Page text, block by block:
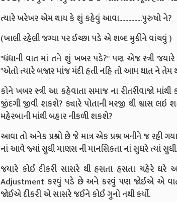
ત્યારે ખરેખર એમ થાય કે શું કહેવું આવા...............પુરુષો ને?
(ખાલી રહેલી જગ્યા પર ઈચ્છા પડે એ શબ્દ મુકીને વાંચવું )
"ધંધાની વાત માં તને શું ખબર પડે?" પણ એજ સ્ત્રી
"એતો ત્યારે બજાર માંજ મંદી હતી નહિ તો આમ થાત ને તેમ
કોને ખબર સ્ત્રી આ કહેવાતા સમાજ ના રીતરીવાજો
જીંદગી જીવી શકશે? ક્યારે પોતાની મરજી થી શ્વાસ
મહેરબાની માંથી બહાર નીકળી શકશે?
આવા તો અનેક પ્રશ્નો છે જે માત્ર એક પ્રશ્ન બનીને જ રહી
નાં આવે જ્યાં સુધી માણસ ની માનસિકતા નાં સુધરે ત્યાં સુધી.
જયારે કોઈ દીકરી સાસરે થી હસતા હસતા ચહેરે
Adjustment કરવું પડે છે અને કરવું પણ જોઈએ એ
જોઈએ દીકરી એ સાસરે જઈને કોઈ ગુનો નથી કર્યો.